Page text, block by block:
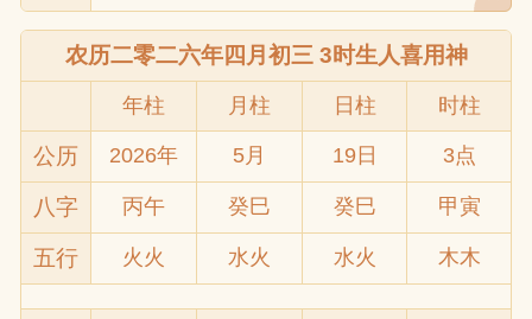
农历二零二六年四月初三 3时生人喜用神
年柱 月柱 日柱 时柱
公历 2026年 5月 19日 3点
八字 丙午 癸巳 癸巳 甲寅
五行 火火 水火 水火 木木